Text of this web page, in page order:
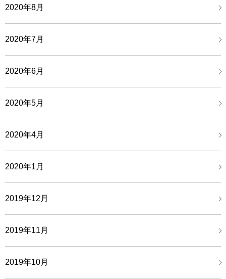
2020年8月
2020年7月
2020年6月
2020年5月
2020年4月
2020年1月
2019年12月
2019年11月
2019年10月